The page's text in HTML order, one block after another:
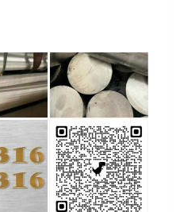
lỏng thẩm thấu để
bên trong và trên bề
làm hỏng mẫu.
hình dạng:Đảm bảo
của sản phẩm đáp
là bằng chứng khách